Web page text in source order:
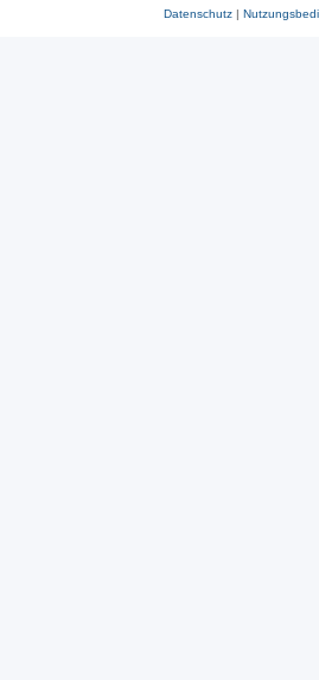
Datenschutz|